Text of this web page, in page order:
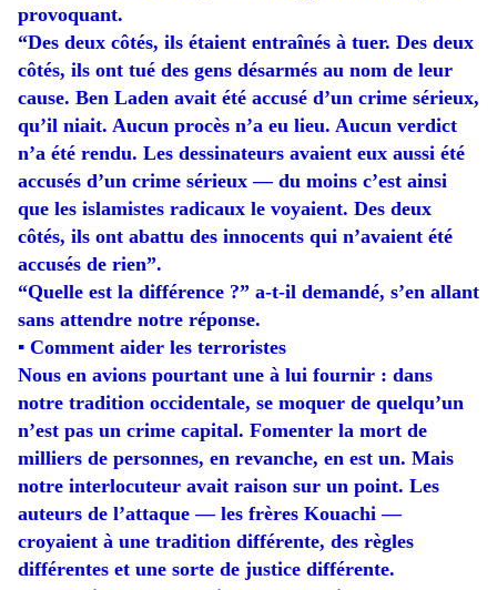
provoquant.
“Des deux côtés, ils étaient entraînés à tuer. Des deux
côtés, ils ont tué des gens désarmés au nom de leur
cause. Ben Laden avait été accusé d’un crime sérieux,
qu’il niait. Aucun procès n’a eu lieu. Aucun verdict
n’a été rendu. Les dessinateurs avaient eux aussi été
accusés d’un crime sérieux — du moins c’est ainsi
que les islamistes radicaux le voyaient. Des deux
côtés, ils ont abattu des innocents qui n’avaient été
accusés de rien”.
“Quelle est la différence ?” a-t-il demandé, s’en allant
sans attendre notre réponse.
▪ Comment aider les terroristes
Nous en avions pourtant une à lui fournir : dans
notre tradition occidentale, se moquer de quelqu’un
n’est pas un crime capital. Fomenter la mort de
milliers de personnes, en revanche, en est un. Mais
notre interlocuteur avait raison sur un point. Les
auteurs de l’attaque — les frères Kouachi —
croyaient à une tradition différente, des règles
différentes et une sorte de justice différente.